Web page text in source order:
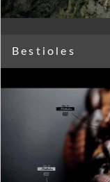
Bestioles